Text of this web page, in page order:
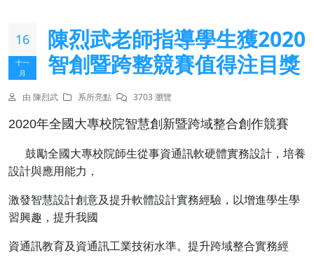
16
十一
月
陳烈武老師指導學生獲2020
智創暨跨整競賽值得注目獎
由 陳烈武 系所亮點 3703 瀏覽
2020年全國大專校院智慧創新暨跨域整合創作競賽
鼓勵全國大專校院師生從事資通訊軟硬體實務設計，培養
設計與應用能力，
激發智慧設計創意及提升軟體設計實務經驗，以增進學生學
習興趣，提升我國
資通訊教育及資通訊工業技術水準。提升跨域整合實務經